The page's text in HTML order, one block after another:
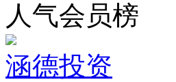
人气会员榜
涵德投资